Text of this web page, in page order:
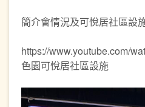
簡介會情況及可悅居社區設
https://www.youtube.com/
色園可悅居社區設施